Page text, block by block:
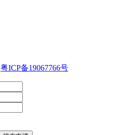
粤ICP备19067766号